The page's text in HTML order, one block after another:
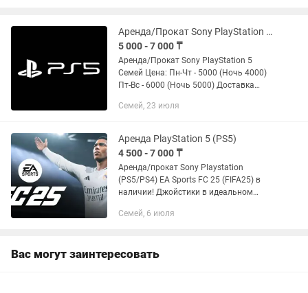
Аренда/Прокат Sony PlayStation 5 Семей PS5 PS ПС ПС5
5 000 - 7 000 ₸
Аренда/Прокат Sony PlayStation 5
Семей Цена: Пн-Чт - 5000 (Ночь 4000)
Пт-Вс - 6000 (Ночь 5000) Доставка
новая всегда UFC 5 GTA 5 Spider man 2,
Семей, 23 июля
Аренда PlayStation 5 (PS5)
4 500 - 7 000 ₸
Аренда/прокат Sony Playstation
(PS5/PS4) EA Sports FC 25 (FIFA25) в
наличии! Джойстики в идеальном
PS5 - EA Sports FC25(Fifa25), UFC4,
Семей, 6 июля
Вас могут заинтересовать